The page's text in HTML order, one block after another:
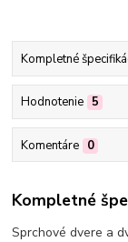
Kompletné
Hodnotenie 5
Komentáre 0
Kompletné
Sprchové dvere a